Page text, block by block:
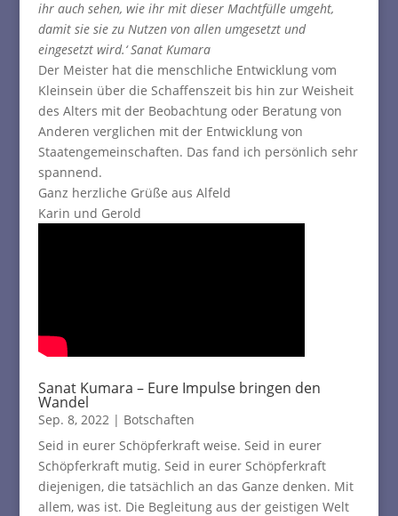
ihr auch sehen, wie ihr mit dieser Machtfülle umgeht,
damit sie sie zu Nutzen von allen umgesetzt und
eingesetzt wird.‘ Sanat Kumara
Der Meister hat die menschliche Entwicklung vom
Kleinsein über die Schaffenszeit bis hin zur Weisheit
des Alters mit der Beobachtung oder Beratung von
Anderen verglichen mit der Entwicklung von
Staatengemeinschaften. Das fand ich persönlich sehr
spannend.
Ganz herzliche Grüße aus Alfeld
Karin und Gerold
Sanat Kumara – Eure Impulse bringen den
Wandel
Sep. 8, 2022| Botschaften
Seid in eurer Schöpferkraft weise. Seid in eurer
Schöpferkraft mutig. Seid in eurer Schöpferkraft
diejenigen, die tatsächlich an das Ganze denken. Mit
allem, was ist. Die Begleitung aus der geistigen Welt